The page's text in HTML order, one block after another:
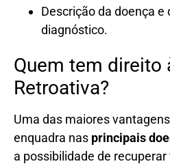
Descrição da doença e
diagnóstico.
Quem tem direito
Retroativa?
Uma das maiores
enquadra nas principais
a possibilidade de